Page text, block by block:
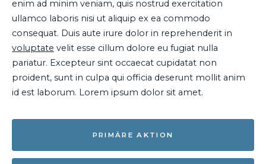
enim ad minim veniam, quis nostrud exercitation
ullamco laboris nisi ut aliquip ex ea commodo
consequat. Duis aute irure dolor in reprehenderit in
voluptate velit esse cillum dolore eu fugiat nulla
pariatur. Excepteur sint occaecat cupidatat non
proident, sunt in culpa qui officia deserunt mollit anim
id est laborum. Lorem ipsum dolor sit amet.
PRIMÄRE AKTION